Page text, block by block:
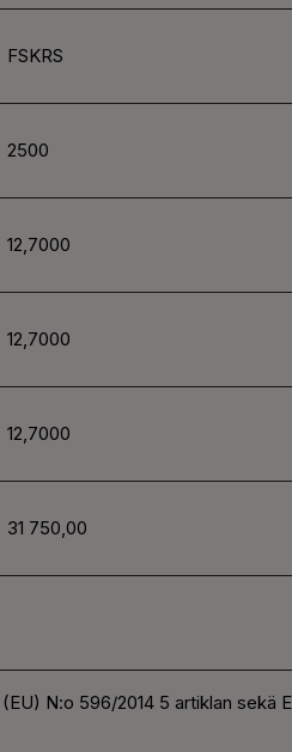
FSKRS
2500
12,7000
12,7000
12,7000
31 750,00
N:o 596/2014 5 artiklan sekä